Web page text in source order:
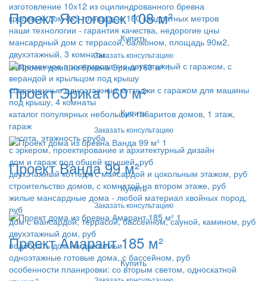
изготовление 10х12 из оцилиндрованного бревна
красивый дом 8х9 площадью 160 квадратных метров
наши технологии - гарантия качества, недорогие цны
мансардный дом с террасой, балконом, площадь 90м2,
двухэтажный, 3 комнаты
современное проектирование двухэтажный с гаражом, с
верандой и крыльцом под крышу
современные одноэтажные коттеджи с гаражом для машины
под крышу, 4 комнаты
каталог популярных небольших габаритов домов, 1 этаж,
гараж
высота, этажность сруба
с эркером, проектирование и архитектурный дизайн
дом и гараж под общей крышей, руб
двухэтажный коттедж с мансардой и цокольным этажом, руб
строительство домов, с комнатой на втором этаже, руб
жилые мансардные дома - любой материал хвойных пород,
руб
дом с мансардой, террасой, бассейном, сауной, камином, руб
двухэтажный дом, руб
подобрать дом на две семьи
одноэтажные готовые дома, с бассейном, руб
особенности планировки: со вторым светом, односкатной
Проект Ясногорск 108 м²
Купить
Заказать консультацию
Проект Эрика 160 м²
Купить
Заказать консультацию
Проект Ванда 99 м²
Купить
Заказать консультацию
Проект Амарант 185 м²
Купить